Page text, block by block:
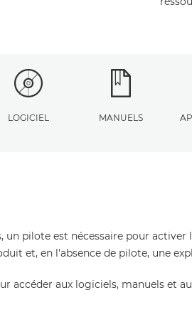
LOGICIEL MANUELS
un pilote est nécessaire pour
et, en l'absence de pilote, une
accéder aux logiciels, manuels et